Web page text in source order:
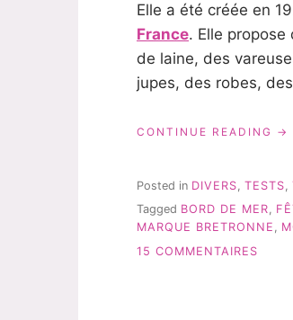
Elle a été créée en
France. Elle
de laine, des
jupes, des robes,
CONTINUE READING «
LA
Posted in DIVERS, TESTS,
Tagged BORD DE MER,
MARQUE BRETRONNE ,
15 COMMENTAIRES